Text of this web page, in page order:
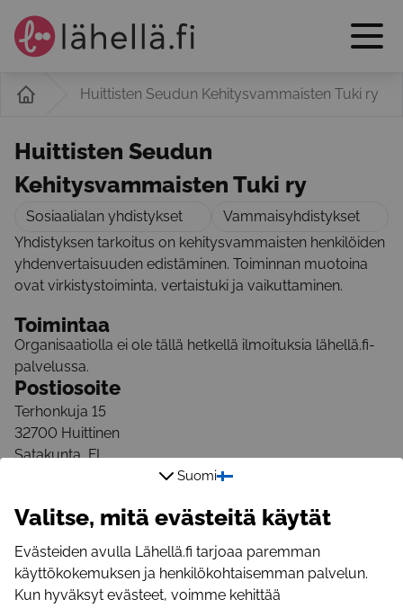
Huittisten Seudun Kehitysvammaisten Tuki ry
Huittisten Seudun
Kehitysvammaisten Tuki ry
Sosiaalialan yhdistykset
Vammaisyhdistykset
Yhdistyksen tarkoitus on kehitysvammaisten henkilöiden
yhdenvertaisuuden edistäminen. Toiminnan muotoina
ovat virkistystoiminta, vertaistuki ja vaikuttaminen.
Toimintaa
Organisaatiolla ei ole tällä hetkellä ilmoituksia lähellä.fi-
palvelussa.
Postiosoite
Terhonkuja 15
32700 Huittinen
Satakunta,FI
Suomi
Valitse, mitä evästeitä käytät
Evästeiden avulla Lähellä.fi tarjoaa paremman
käyttökokemuksen ja henkilökohtaisemman palvelun.
Kun hyväksyt evästeet, voimme kehittää